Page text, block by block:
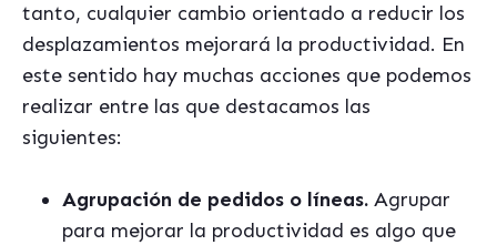
tanto, cualquier cambio orientado a reducir los
desplazamientos mejorará la productividad. En
este sentido hay muchas acciones que podemos
realizar entre las que destacamos las
siguientes:
Agrupación de pedidos o líneas. Agrupar
para mejorar la productividad es algo que